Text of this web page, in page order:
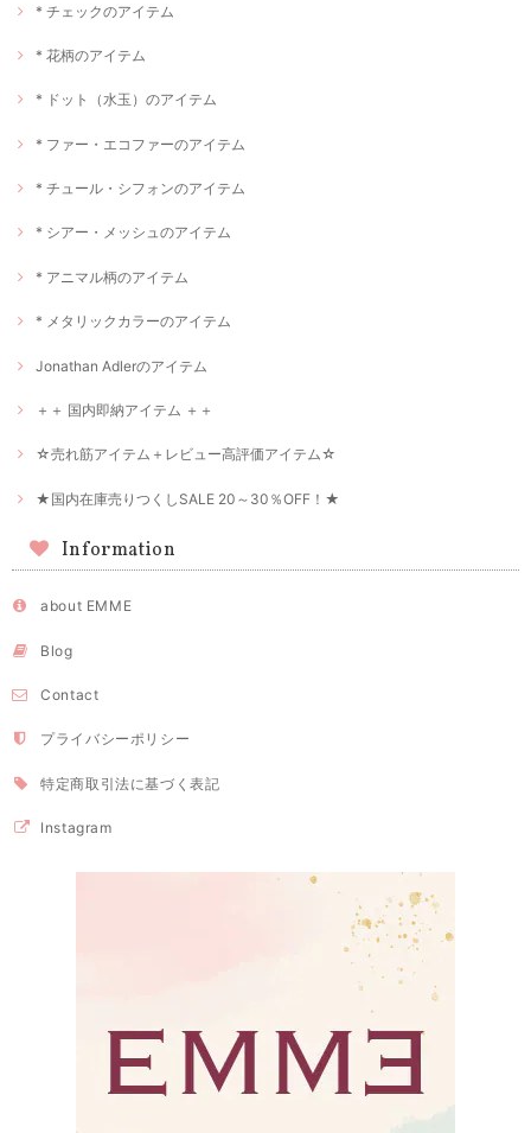
* チェックのアイテム
* 花柄のアイテム
* ドット（水玉）のアイテム
* ファー・エコファーのアイテム
* チュール・シフォンのアイテム
* シアー・メッシュのアイテム
* アニマル柄のアイテム
* メタリックカラーのアイテム
Jonathan Adlerのアイテム
＋＋ 国内即納アイテム ＋＋
☆売れ筋アイテム＋レビュー高評価アイテム☆
★国内在庫売りつくしSALE 20～30％OFF！★
Information
about EMME
Blog
Contact
プライバシーポリシー
特定商取引法に基づく表記
Instagram